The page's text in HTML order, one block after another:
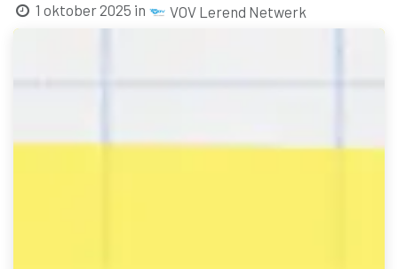
1 oktober 2025 in VOV Lerend Netwerk